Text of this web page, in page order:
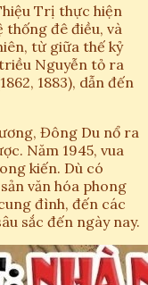
Trị thực hiện
thống đê điều, và
từ giữa thế kỷ
Nguyễn tỏ ra
1883), dẫn đến
Đông Du nổ ra
Năm 1945, vua
kiến. Dù có
văn hóa phong
đình, đến các
sắc đến ngày nay.